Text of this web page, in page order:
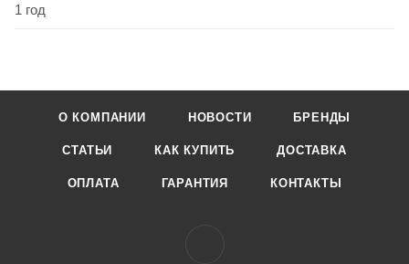
1 год
О КОМПАНИИ НОВОСТИ БРЕНДЫ
СТАТЬИ КАК КУПИТЬ ДОСТАВКА
ОПЛАТА ГАРАНТИЯ КОНТАКТЫ